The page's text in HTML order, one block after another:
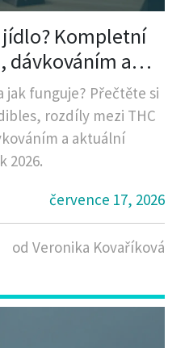
Kompletní
dávkováním a
jak funguje? Přečtěte si
rozdíly mezi THC
a aktuální
2026.
července 17, 2026
od Veronika Kovaříková